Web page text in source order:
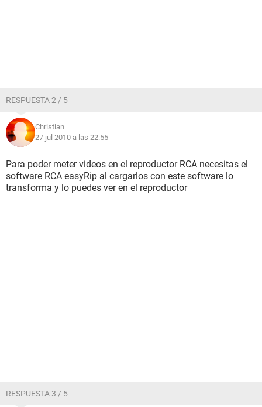
RESPUESTA 2 / 5
Christian
27 jul 2010 a las 22:55
Para poder meter videos en el reproductor RCA necesitas el
software RCA easyRip al cargarlos con este software lo
transforma y lo puedes ver en el reproductor
RESPUESTA 3 / 5